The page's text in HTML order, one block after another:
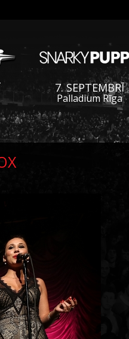
7. SEPTEMBRĪ
Palladium Rīga